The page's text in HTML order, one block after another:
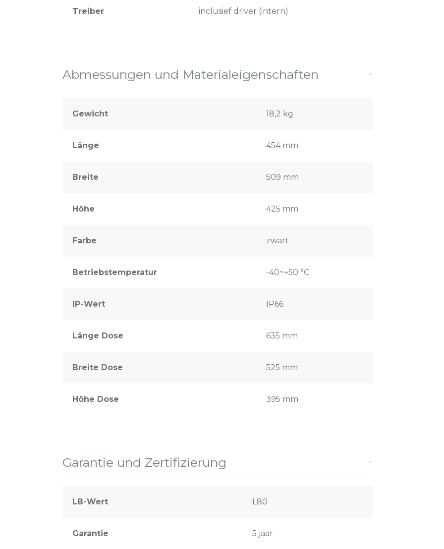
Treiber inclusief driver (intern)
Abmessungen und Materialeigenschaften
Gewicht 18,2 kg
Länge 454 mm
Breite 509 mm
Höhe 425 mm
Farbe zwart
Betriebstemperatur -40~+50 °C
IP-Wert IP66
Länge Dose 635 mm
Breite Dose 525 mm
Höhe Dose 395 mm
Garantie und Zertifizierung
LB-Wert L80
Garantie 5 jaar